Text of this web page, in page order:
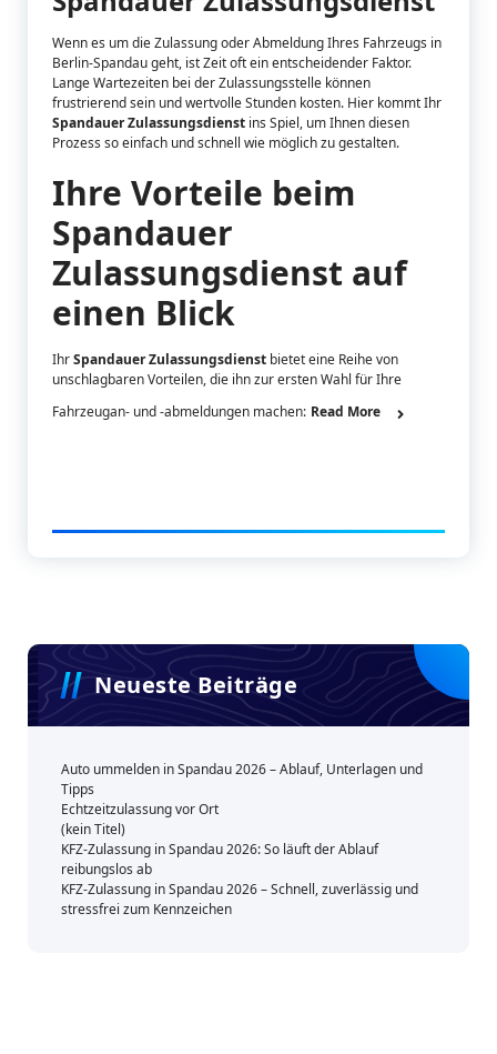
Wenn es um die Zulassung oder Abmeldung Ihres Fahrzeugs in
Berlin-Spandau geht, ist Zeit oft ein entscheidender Faktor.
Lange Wartezeiten bei der Zulassungsstelle können
frustrierend sein und wertvolle Stunden kosten. Hier kommt Ihr
Spandauer Zulassungsdienst ins Spiel, um Ihnen diesen
Prozess so einfach und schnell wie möglich zu gestalten.
Ihre Vorteile beim
Spandauer
Zulassungsdienst auf
einen Blick
IhrSpandauer Zulassungsdienst bietet eine Reihe von
unschlagbaren Vorteilen, die ihn zur ersten Wahl für Ihre
Fahrzeugan- und -abmeldungen machen: Read More
Neueste Beiträge
Auto ummelden in Spandau 2026 – Ablauf, Unterlagen und
Tipps
Echtzeitzulassung vor Ort
(kein Titel)
KFZ-Zulassung in Spandau 2026: So läuft der Ablauf
reibungslos ab
KFZ-Zulassung in Spandau 2026 – Schnell, zuverlässig und
stressfrei zum Kennzeichen